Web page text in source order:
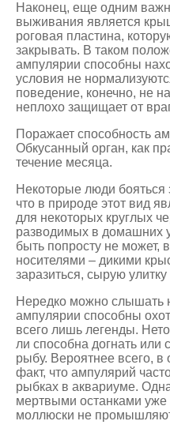
Наконец, еще одним
выживания является
роговая пластина,
закрывать. В таком
ампулярии способны
условия не
поведение, конечно, не
неплохо защищает от
Поражает способность
Обкусанный орган, как
течение месяца.
Некоторые люди бояться
что в природе этот вид
для некоторых круглых
разводимых в домашних
быть попросту не может,
носителями – дикими
заразиться, сырую
Нередко можно слышать
ампулярии способны
всего лишь легенды.
ли способна догнать
рыбу. Вероятнее всего, в
факт, что ампулярий
рыбках в аквариуме.
мертвыми останками уже
моллюски не